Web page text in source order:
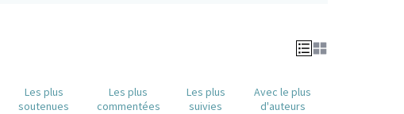
Les plus
soutenues
Les plus
commentées
Les plus
suivies
Avec le plus
d'auteurs